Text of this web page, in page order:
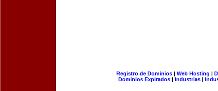
Registro de Dominios| Web Hosting |
Dominios Expirados | Industrias |